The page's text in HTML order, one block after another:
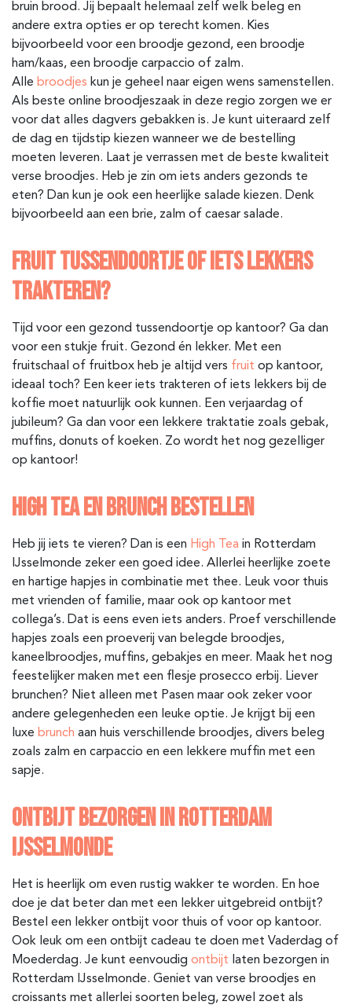
bruin brood. Jij bepaalt helemaal zelf welk beleg en
andere extra opties er op terecht komen. Kies
bijvoorbeeld voor een broodje gezond, een broodje
ham/kaas, een broodje carpaccio of zalm.
Alle broodjes kun je geheel naar eigen wens samenstellen.
Als beste online broodjeszaak in deze regio zorgen we er
voor dat alles dagvers gebakken is. Je kunt uiteraard zelf
de dag en tijdstip kiezen wanneer we de bestelling
moeten leveren. Laat je verrassen met de beste kwaliteit
verse broodjes. Heb je zin om iets anders gezonds te
eten? Dan kun je ook een heerlijke salade kiezen. Denk
bijvoorbeeld aan een brie, zalm of caesar salade.
FRUIT TUSSENDOORTJE OF IETS LEKKERS
TRAKTEREN?
Tijd voor een gezond tussendoortje op kantoor? Ga dan
voor een stukje fruit. Gezond én lekker. Met een
fruitschaal of fruitbox heb je altijd vers fruit op kantoor,
ideaal toch? Een keer iets trakteren of iets lekkers bij de
koffie moet natuurlijk ook kunnen. Een verjaardag of
jubileum? Ga dan voor een lekkere traktatie zoals gebak,
muffins, donuts of koeken. Zo wordt het nog gezelliger
op kantoor!
HIGH TEA EN BRUNCH BESTELLEN
Heb jij iets te vieren? Dan is een High Tea in Rotterdam
IJsselmonde zeker een goed idee. Allerlei heerlijke zoete
en hartige hapjes in combinatie met thee. Leuk voor thuis
met vrienden of familie, maar ook op kantoor met
collega’s. Dat is eens even iets anders. Proef verschillende
hapjes zoals een proeverij van belegde broodjes,
kaneelbroodjes, muffins, gebakjes en meer. Maak het nog
feestelijker maken met een flesje prosecco erbij. Liever
brunchen? Niet alleen met Pasen maar ook zeker voor
andere gelegenheden een leuke optie. Je krijgt bij een
luxe brunch aan huis verschillende broodjes, divers beleg
zoals zalm en carpaccio en een lekkere muffin met een
sapje.
ONTBIJT BEZORGEN IN ROTTERDAM
IJSSELMONDE
Het is heerlijk om even rustig wakker te worden. En hoe
doe je dat beter dan met een lekker uitgebreid ontbijt?
Bestel een lekker ontbijt voor thuis of voor op kantoor.
Ook leuk om een ontbijt cadeau te doen met Vaderdag of
Moederdag. Je kunt eenvoudig ontbijt laten bezorgen in
Rotterdam IJsselmonde. Geniet van verse broodjes en
croissants met allerlei soorten beleg, zowel zoet als